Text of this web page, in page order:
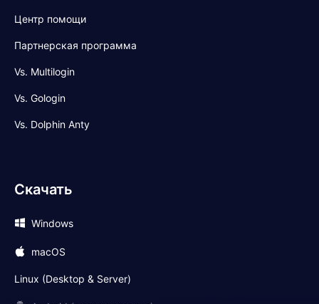
Центр помощи
Партнерская программа
Vs. Multilogin
Vs. Gologin
Vs. Dolphin Anty
Скачать
Windows
macOS
Linux (Desktop & Server)